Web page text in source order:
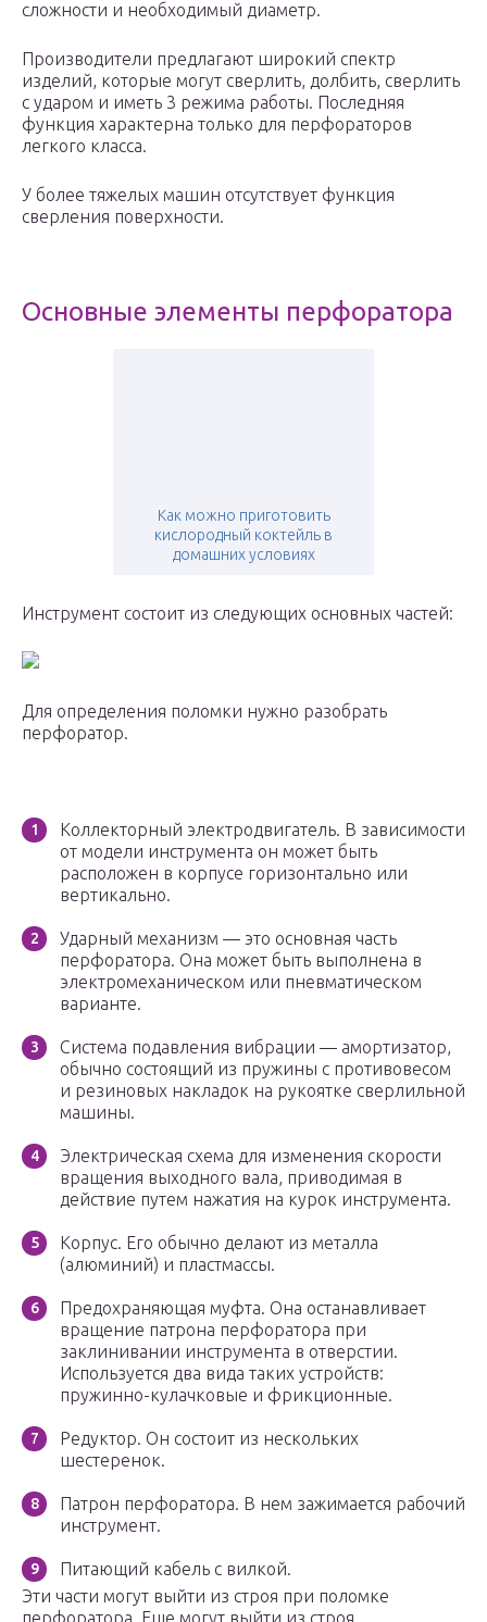
сложности и необходимый диаметр.
Производители предлагают широкий спектр
изделий, которые могут сверлить, долбить, сверлить
с ударом и иметь 3 режима работы. Последняя
функция характерна только для перфораторов
легкого класса.
У более тяжелых машин отсутствует функция
сверления поверхности.
Основные элементы перфоратора
Как можно приготовить
кислородный коктейль в
домашних условиях
Инструмент состоит из следующих основных частей:
Для определения поломки нужно разобрать
перфоратор.
Коллекторный электродвигатель. В зависимости
от модели инструмента он может быть
расположен в корпусе горизонтально или
вертикально.
Ударный механизм — это основная часть
перфоратора. Она может быть выполнена в
электромеханическом или пневматическом
варианте.
Система подавления вибрации — амортизатор,
обычно состоящий из пружины с противовесом
и резиновых накладок на рукоятке сверлильной
машины.
Электрическая схема для изменения скорости
вращения выходного вала, приводимая в
действие путем нажатия на курок инструмента.
Корпус. Его обычно делают из металла
(алюминий) и пластмассы.
Предохраняющая муфта. Она останавливает
вращение патрона перфоратора при
заклинивании инструмента в отверстии.
Используется два вида таких устройств:
пружинно-кулачковые и фрикционные.
Редуктор. Он состоит из нескольких
шестеренок.
Патрон перфоратора. В нем зажимается рабочий
инструмент.
Питающий кабель с вилкой.
Эти части могут выйти из строя при поломке
перфоратора. Еще могут выйти из строя